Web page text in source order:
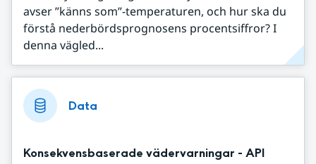
avser ”känns som”-temperaturen, och hur ska du
förstå nederbördsprognosens procentsiffror? I
denna vägled...
Data
Konsekvensbaserade vädervarningar - API